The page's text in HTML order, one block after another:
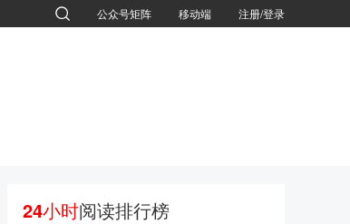
公众号矩阵 移动端
注册/登录
24小时阅读排行榜